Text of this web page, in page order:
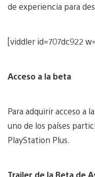
de experiencia para
[viddler id=707dc922
Acceso a la beta
Para adquirir acceso a
uno de los países
PlayStation Plus.
Trailer de la Beta de